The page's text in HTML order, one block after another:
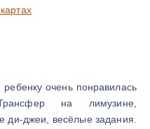
очень понравилась
на лимузине,
ди-джеи, весёлые задания.